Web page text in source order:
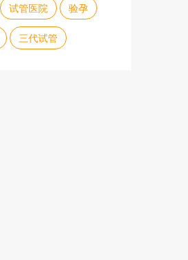
试管医院 验孕
三代试管